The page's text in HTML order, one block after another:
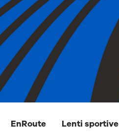
EnRoute Lenti sportive